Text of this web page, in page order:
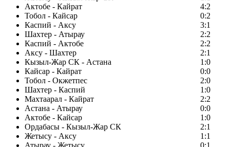
Актобе - Кайрат
4:2
Тобол - Кайсар
0:2
Каспий - Аксу
3:1
Шахтер - Атырау
2:2
Каспий - Актобе
2:2
Аксу - Шахтер
2:1
Кызыл-Жар СК - Астана
1:0
Кайсар - Кайрат
0:0
Тобол - Окжетпес
2:0
Шахтер - Каспий
1:0
Махтаарал - Кайрат
2:2
Астана - Атырау
0:0
Актобе - Кайсар
1:0
Ордабасы - Кызыл-Жар СК
2:1
Жетысу - Аксу
1:1